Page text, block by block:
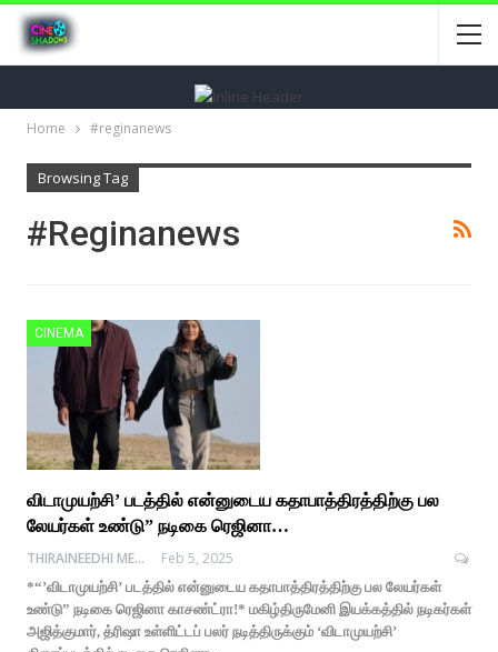
Home #reginanews
Browsing Tag
#reginanews
CINEMA
விடாமுயற்சி’ படத்தில் என்னுடைய கதாபாத்திரத்திற்கு பல
லேயர்கள் உண்டு” நடிகை ரெஜினா…
THIRAINEEDHI MEDIA
Feb 5, 2025
*“’விடாமுயற்சி’ படத்தில் என்னுடைய கதாபாத்திரத்திற்கு பல லேயர்கள்
உண்டு” நடிகை ரெஜினா காசண்ட்ரா!* மகிழ்திருமேனி இயக்கத்தில் நடிகர்கள்
அஜித்குமார், த்ரிஷா உள்ளிட்டப் பலர் நடித்திருக்கும் ‘விடாமுயற்சி’